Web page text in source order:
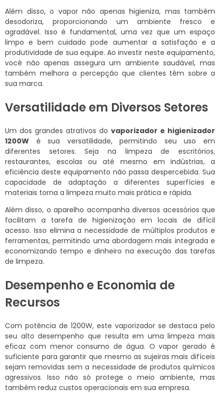
Além disso, o vapor não apenas higieniza, mas também
desodoriza, proporcionando um ambiente fresco e
agradável. Isso é fundamental, uma vez que um espaço
limpo e bem cuidado pode aumentar a satisfação e a
produtividade de sua equipe. Ao investir neste equipamento,
você não apenas assegura um ambiente saudável, mas
também melhora a percepção que clientes têm sobre a
sua marca.
Versatilidade em Diversos Setores
Um dos grandes atrativos do vaporizador e higienizador
1200W é sua versatilidade, permitindo seu uso em
diferentes setores. Seja na limpeza de escritórios,
restaurantes, escolas ou até mesmo em indústrias, a
eficiência deste equipamento não passa despercebida. Sua
capacidade de adaptação a diferentes superfícies e
materiais torna a limpeza muito mais prática e rápida.
Além disso, o aparelho acompanha diversos acessórios que
facilitam a tarefa de higienização em locais de difícil
acesso. Isso elimina a necessidade de múltiplos produtos e
ferramentas, permitindo uma abordagem mais integrada e
economizando tempo e dinheiro na execução das tarefas
de limpeza.
Desempenho e Economia de
Recursos
Com potência de 1200W, este vaporizador se destaca pelo
seu alto desempenho que resulta em uma limpeza mais
eficaz com menor consumo de água. O vapor gerado é
suficiente para garantir que mesmo as sujeiras mais difíceis
sejam removidas sem a necessidade de produtos químicos
agressivos. Isso não só protege o meio ambiente, mas
também reduz custos operacionais em sua empresa.